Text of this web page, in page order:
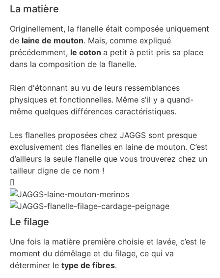
La matière
Originellement, la flanelle était composée uniquement
de laine de mouton. Mais, comme expliqué
précédemment, le coton a petit à petit pris sa place
dans la composition de la flanelle.
Rien d'étonnant au vu de leurs ressemblances
physiques et fonctionnelles. Même s'il y a quand-
même quelques différences caractéristiques.
Les flanelles proposées chez JAGGS sont presque
exclusivement des flanelles en laine de mouton. C’est
d’ailleurs la seule flanelle que vous trouverez chez un
tailleur digne de ce nom !
Le filage
Une fois la matière première choisie et lavée, c’est le
moment du démêlage et du filage, ce qui va
déterminer le type de fibres.